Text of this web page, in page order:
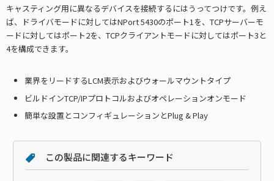
キャスティング用に異なるデバイスを接続するにはうってつけです。例え
ば、ドライバモードに対してはNPort 5430のポート1を、TCPサーバーモ
ードに対してはポート2を、TCPクライアントモードに対してはポート3と
4を構成できます。
業界をリードするLCM表示およびウォールマウントタイプ
ビルドインTCP/IPプロトコルおよびオペレーションオンモード
簡単な設置とコンフィギュレーションとPlug & Play
この製品に関連するキーワード